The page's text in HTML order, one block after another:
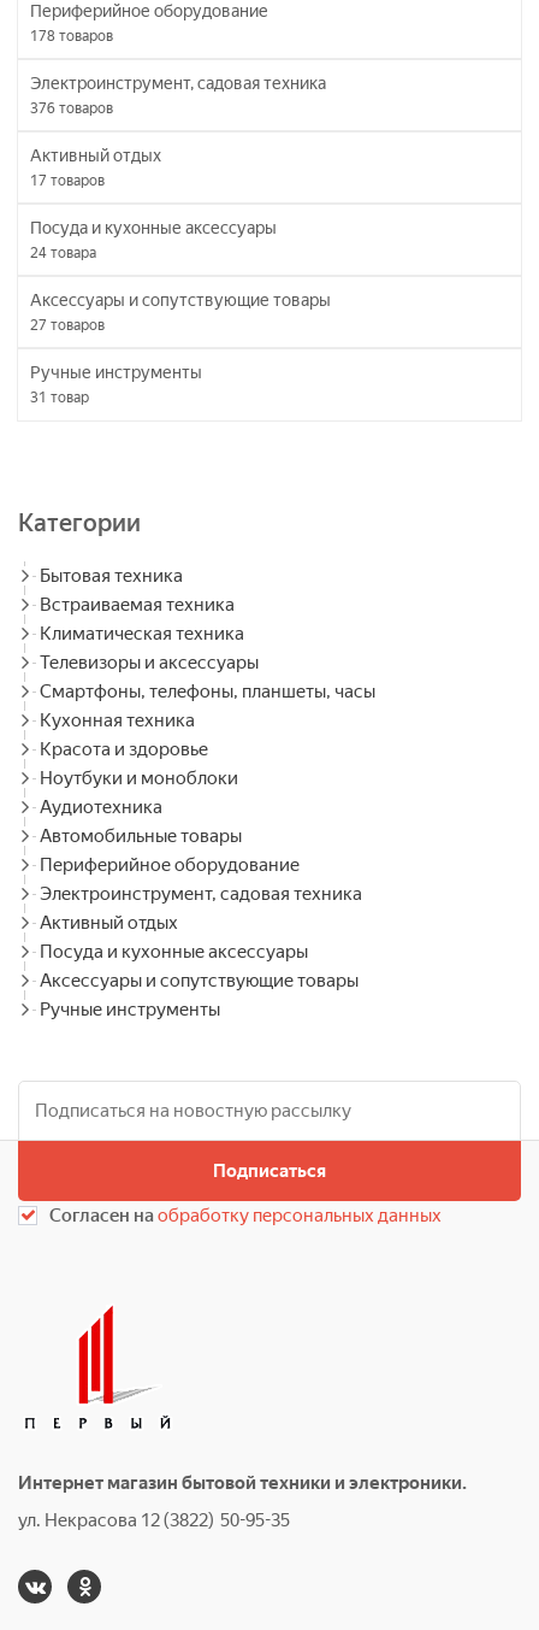
Периферийное оборудование
178 товаров
Электроинструмент, садовая техника
376 товаров
Активный отдых
17 товаров
Посуда и кухонные аксессуары
24 товара
Аксессуары и сопутствующие товары
27 товаров
Ручные инструменты
31 товар
Категории
Бытовая техника
Встраиваемая техника
Климатическая техника
Телевизоры и аксессуары
Смартфоны, телефоны, планшеты, часы
Кухонная техника
Красота и здоровье
Ноутбуки и моноблоки
Аудиотехника
Автомобильные товары
Периферийное оборудование
Электроинструмент, садовая техника
Активный отдых
Посуда и кухонные аксессуары
Аксессуары и сопутствующие товары
Ручные инструменты
Подписаться
Согласен наобработку персональных данных
Интернет магазин бытовой техники и электроники.
ул. Некрасова 12 (3822) 50-95-35